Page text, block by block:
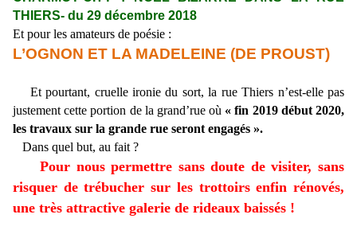
THIERS- du 29 décembre 2018
Et pour les amateurs de poésie :
L’OGNON ET LA MADELEINE (DE PROUST)
Et pourtant, cruelle ironie du sort, la rue Thiers n’est-elle pas
justement cette portion de la grand’rue où « fin 2019 début 2020,
les travaux sur la grande rue seront engagés ».
Dans quel but, au fait ?
Pour nous permettre sans doute de visiter, sans
risquer de trébucher sur les trottoirs enfin rénovés,
une très attractive galerie de rideaux baissés !